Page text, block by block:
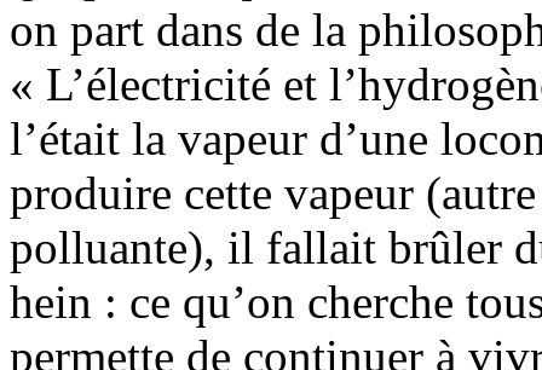
on part dans de la
« L’électricité et
l’était la vapeur d’une
produire cette vapeur
polluante), il fallait brûler
hein : ce qu’on cherche
permette de continuer à